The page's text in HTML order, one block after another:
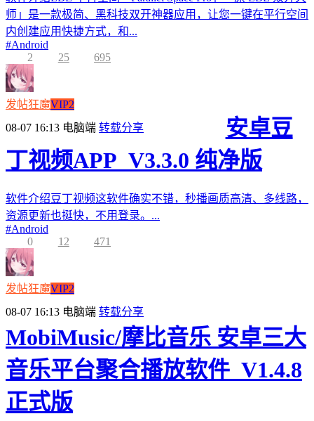
师」是一款极简、黑科技双开神器应用，让您一键在平行空间
内创建应用快捷方式，和...
#Android
2
25 695
发帖狂魔VIP2
08-07 16:13 电脑端 转载分享
安卓豆
丁视频APP_V3.3.0 纯净版
软件介绍豆丁视频这软件确实不错，秒播画质高清、多线路，
资源更新也挺快，不用登录。...
#Android
0
12 471
发帖狂魔VIP2
08-07 16:13 电脑端 转载分享
MobiMusic/摩比音乐 安卓三大
音乐平台聚合播放软件_V1.4.8
正式版